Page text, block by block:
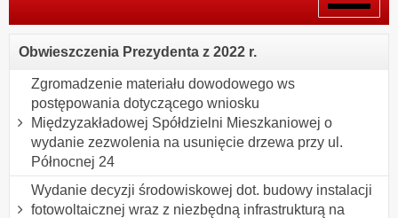
menu
Obwieszczenia Prezydenta z 2022 r.
Zgromadzenie materiału dowodowego ws
postępowania dotyczącego wniosku
Międzyzakładowej Spółdzielni Mieszkaniowej o
wydanie zezwolenia na usunięcie drzewa przy ul.
Północnej 24
Wydanie decyzji środowiskowej dot. budowy instalacji
fotowoltaicznej wraz z niezbędną infrastrukturą na